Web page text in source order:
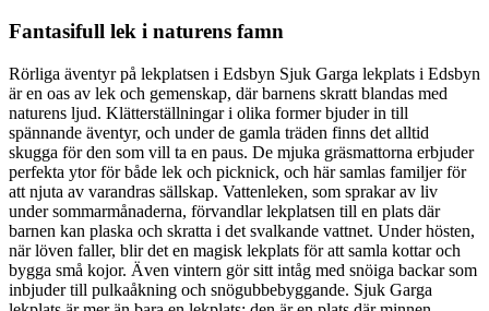
Fantasifull lek i naturens famn
Rörliga äventyr på lekplatsen i Edsbyn Sjuk Garga lekplats i Edsbyn
är en oas av lek och gemenskap, där barnens skratt blandas med
naturens ljud. Klätterställningar i olika former bjuder in till
spännande äventyr, och under de gamla träden finns det alltid
skugga för den som vill ta en paus. De mjuka gräsmattorna erbjuder
perfekta ytor för både lek och picknick, och här samlas familjer för
att njuta av varandras sällskap. Vattenleken, som sprakar av liv
under sommarmånaderna, förvandlar lekplatsen till en plats där
barnen kan plaska och skratta i det svalkande vattnet. Under hösten,
när löven faller, blir det en magisk lekplats för att samla kottar och
bygga små kojor. Även vintern gör sitt intåg med snöiga backar som
inbjuder till pulkaåkning och snögubbebyggande. Sjuk Garga